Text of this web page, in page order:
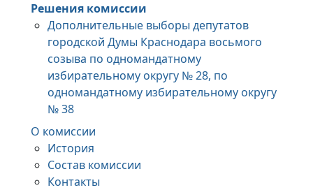
Решения комиссии
Дополнительные выборы депутатов
городской Думы Краснодара восьмого
созыва по одномандатному
избирательному округу № 28, по
одномандатному избирательному округу
№ 38
О комиссии
История
Состав комиссии
Контакты